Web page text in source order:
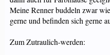
Meine Renner buddeln zwar
gerne und befinden sich gerne
Zum Zutraulich-werden: